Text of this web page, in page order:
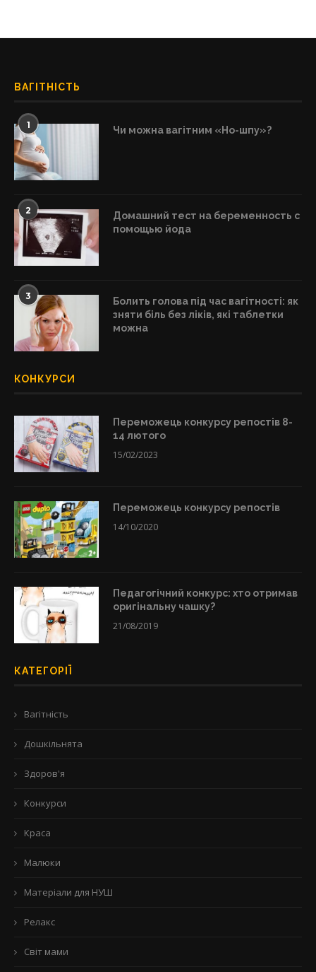
ВАГІТНІСТЬ
1 Чи можна вагітним «Но-шпу»?
2
Домашний тест на беременность с
помощью йода
3
Болить голова під час вагітності: як
зняти біль без ліків, які таблетки
можна
КОНКУРСИ
Переможець конкурсу репостів 8-
14 лютого
15/02/2023
Переможець конкурсу репостів
14/10/2020
Педагогічний конкурс: хто отримав
оригінальну чашку?
21/08/2019
КАТЕГОРІЇ
Вагітність
Дошкільнята
Здоров'я
Конкурси
Краса
Малюки
Матеріали для НУШ
Релакс
Світ мами